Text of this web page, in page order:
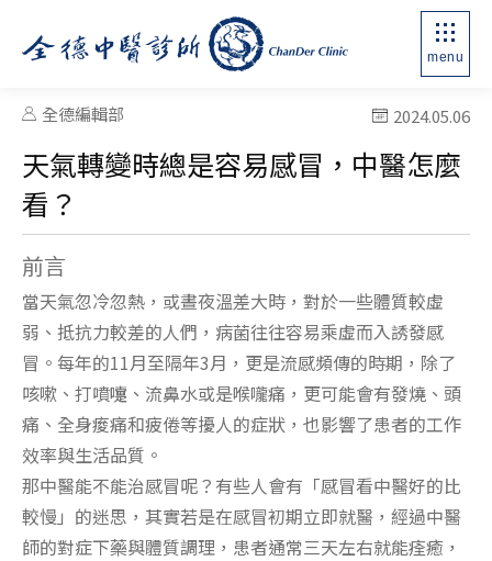
menu
全德編輯部 2024.05.06
天氣轉變時總是容易感冒，中醫怎麼
看？
前言
當天氣忽冷忽熱，或晝夜溫差大時，對於一些體質較虛
弱、抵抗力較差的人們，病菌往往容易乘虛而入誘發感
冒。每年的11月至隔年3月，更是流感頻傳的時期，除了
咳嗽、打噴嚏、流鼻水或是喉嚨痛，更可能會有發燒、頭
痛、全身痠痛和疲倦等擾人的症狀，也影響了患者的工作
效率與生活品質。
那中醫能不能治感冒呢？有些人會有「感冒看中醫好的比
較慢」的迷思，其實若是在感冒初期立即就醫，經過中醫
師的對症下藥與體質調理，患者通常三天左右就能痊癒，